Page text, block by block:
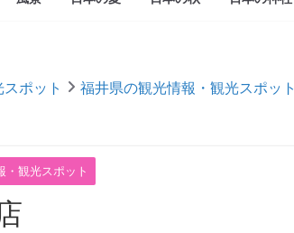
ポット 福井県の観光情報・観光スポット
・観光スポット